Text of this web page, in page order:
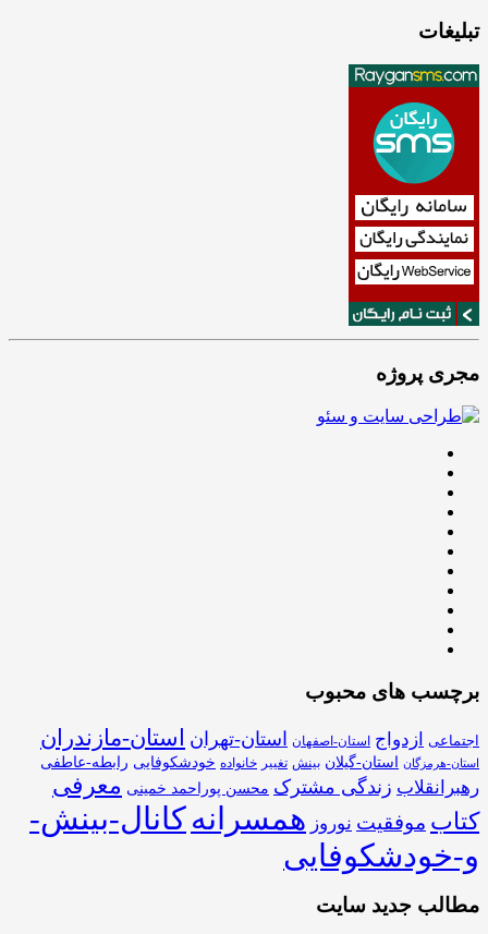
تبلیغات
مجری پروژه
برچسب های محبوب
اجتماعی ازدواج استان-اصفهان استان-تهران استان-مازندران
استان-هرمزگان استان-گیلان بینش تغییر خانواده خودشکوفایی رابطه-عاطفی
رهبرانقلاب زندگی مشترک محسن پوراحمد خمینی معرفی
کتاب موفقیت نوروز همسرانهکانال-بینش-
و-خودشکوفایی
مطالب جدید سایت